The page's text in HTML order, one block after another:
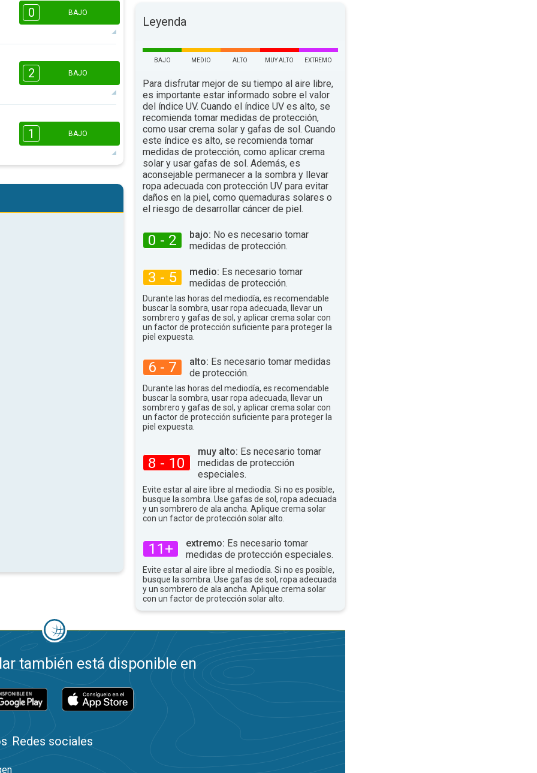
16:00
0 BAJO
16:00 18:00
49°máx.
2 BAJO
16:00
1 BAJO
16:00
18:00
56°máx.
Leyenda
BAJO MEDIO ALTO MUY ALTO EXTREMO
Para disfrutar mejor de su tiempo al aire libre,
es importante estar informado sobre el valor
del índice UV. Cuando el índice UV es alto, se
recomienda tomar medidas de protección,
como usar crema solar y gafas de sol. Cuando
este índice es alto, se recomienda tomar
medidas de protección, como aplicar crema
solar y usar gafas de sol. Además, es
aconsejable permanecer a la sombra y llevar
ropa adecuada con protección UV para evitar
daños en la piel, como quemaduras solares o
el riesgo de desarrollar cáncer de piel.
0 - 2 bajo: No es necesario tomar
medidas de protección.
3 - 5 medio: Es necesario tomar
medidas de protección.
Durante las horas del mediodía, es recomendable
buscar la sombra, usar ropa adecuada, llevar un
sombrero y gafas de sol, y aplicar crema solar con
un factor de protección suficiente para proteger la
piel expuesta.
6 - 7 alto: Es necesario tomar medidas
de protección.
Durante las horas del mediodía, es recomendable
buscar la sombra, usar ropa adecuada, llevar un
sombrero y gafas de sol, y aplicar crema solar con
un factor de protección suficiente para proteger la
piel expuesta.
8 - 10
muy alto: Es necesario tomar
medidas de protección
especiales.
Evite estar al aire libre al mediodía. Si no es posible,
busque la sombra. Use gafas de sol, ropa adecuada
y un sombrero de ala ancha. Aplique crema solar
con un factor de protección solar alto.
11+ extremo: Es necesario tomar
medidas de protección especiales.
Evite estar al aire libre al mediodía. Si no es posible,
busque la sombra. Use gafas de sol, ropa adecuada
y un sombrero de ala ancha. Aplique crema solar
con un factor de protección solar alto.
también está disponible en
Redes sociales